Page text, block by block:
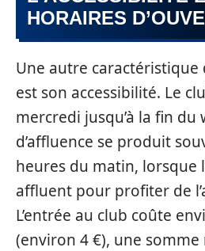
HORAIRES
Une autre caractéristique
est son accessibilité. Le
mercredi jusqu’à la fin du
d’affluence se produit
heures du matin, lorsque
affluent pour profiter de
L’entrée au club coûte
(environ 4 €), une